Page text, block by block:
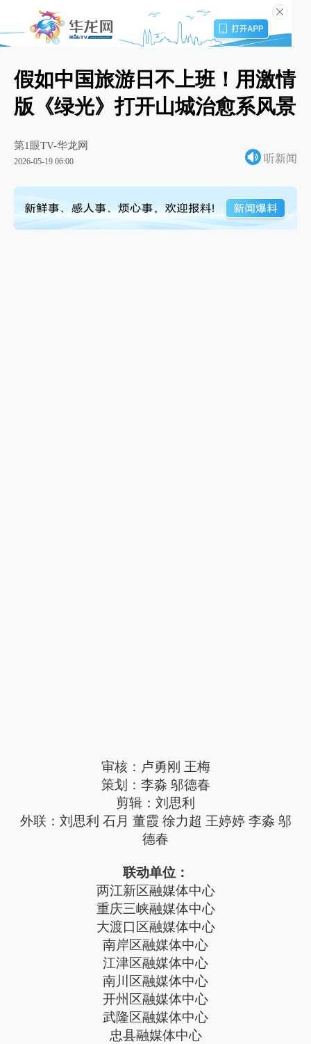
假如中国旅游日不上班！用激情
版《绿光》打开山城治愈系风景
第1眼TV-华龙网
2026-05-19 06:00 听新闻
审核：卢勇刚 王梅
策划：李淼 邬德春
剪辑：刘思利
外联：刘思利 石月 董霞 徐力超 王婷婷 李淼 邬
德春
联动单位：
两江新区融媒体中心
重庆三峡融媒体中心
大渡口区融媒体中心
南岸区融媒体中心
江津区融媒体中心
南川区融媒体中心
开州区融媒体中心
武隆区融媒体中心
忠县融媒体中心